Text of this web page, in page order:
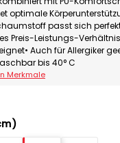
optimale
passt sich
Preis-Leistungs-
Auch für Allergiker
bis 40° C
Merkmale